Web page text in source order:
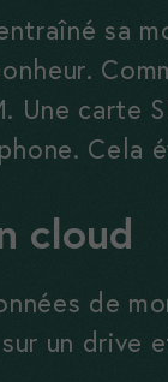
sa
Une carte
Cela
cloud
de
un drive
à améliorer
votre
expérience
et à mieux
comprendre
Experience
Ces cookies
vous assurent